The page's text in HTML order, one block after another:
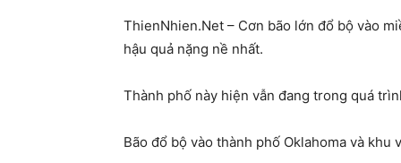
ThienNhien.Net – Cơn bão lớn đổ bộ vào
hậu quả nặng nề nhất.
Thành phố này hiện vẫn đang trong quá
Bão đổ bộ vào thành phố Oklahoma và